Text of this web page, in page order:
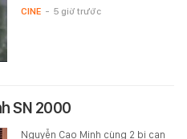
CINE - 5 giờ trước
SN 2000
Nguyễn Cao Minh cùng 2 bị can